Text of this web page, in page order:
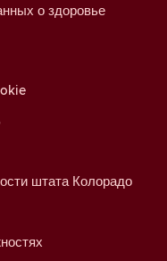
о здоровье
штата Колорадо